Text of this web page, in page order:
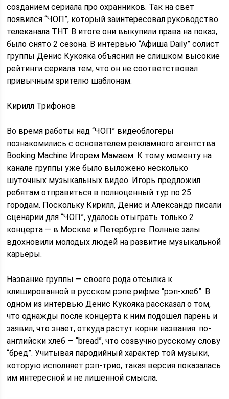
созданием сериала про охранников. Так на свет
появился “ЧОП”, который заинтересовал руководство
телеканала ТНТ. В итоге они выкупили права на показ,
было снято 2 сезона. В интервью “Афиша Daily” солист
группы Денис Кукояка объяснил не слишком высокие
рейтинги сериала тем, что он не соответствовал
привычным зрителю шаблонам.
Кирилл Трифонов
Во время работы над “ЧОП” видеоблогеры
познакомились с основателем рекламного агентства
Booking Machine Игорем Мамаем. К тому моменту на
канале группы уже было выложено несколько
шуточных музыкальных видео. Игорь предложил
ребятам отправиться в полноценный тур по 25
городам. Поскольку Кирилл, Денис и Александр писали
сценарии для “ЧОП”, удалось отыграть только 2
концерта — в Москве и Петербурге. Полные залы
вдохновили молодых людей на развитие музыкальной
карьеры.
Название группы — своего рода отсылка к
клишированной в русском рэпе рифме “рэп-хлеб”. В
одном из интервью Денис Кукояка рассказал о том,
что однажды после концерта к ним подошел парень и
заявил, что знает, откуда растут корни названия: по-
английски хлеб — “bread”, что созвучно русскому слову
“бред”. Учитывая пародийный характер той музыки,
которую исполняет рэп-трио, такая версия показалась
им интересной и не лишенной смысла.